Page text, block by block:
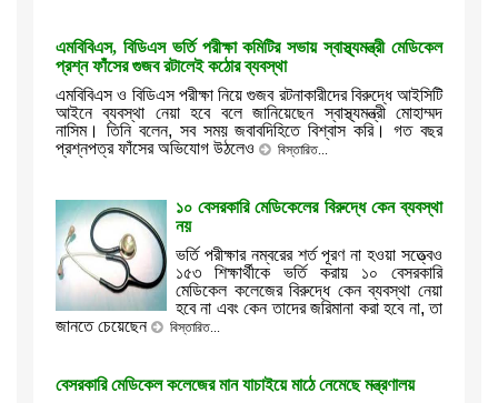
এমবিবিএস, বিডিএস ভর্তি পরীক্ষা কমিটির সভায় স্বাস্থ্যমন্ত্রী মেডিকেল
প্রশ্ন ফাঁসের গুজব রটালেই কঠোর ব্যবস্থা
এমবিবিএস ও বিডিএস পরীক্ষা নিয়ে গুজব রটনাকারীদের বিরুদ্ধে আইসিটি
আইনে ব্যবস্থা নেয়া হবে বলে জানিয়েছেন স্বাস্থ্যমন্ত্রী মোহাম্মদ
নাসিম। তিনি বলেন, সব সময় জবাবদিহিতে বিশ্বাস করি। গত বছর
প্রশ্নপত্র ফাঁসের অভিযোগ উঠলেও
বিস্তারিত...
১০ বেসরকারি মেডিকেলের বিরুদ্ধে কেন ব্যবস্থা
নয়
ভর্তি পরীক্ষার নম্বরের শর্ত পূরণ না হওয়া সত্ত্বেও
১৫৩ শিক্ষার্থীকে ভর্তি করায় ১০ বেসরকারি
মেডিকেল কলেজের বিরুদ্ধে কেন ব্যবস্থা নেয়া
হবে না এবং কেন তাদের জরিমানা করা হবে না, তা
জানতে চেয়েছেন
বিস্তারিত...
বেসরকারি মেডিকেল কলেজের মান যাচাইয়ে মাঠে নেমেছে মন্ত্রণালয়